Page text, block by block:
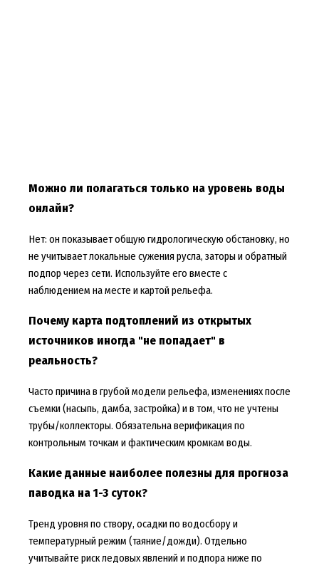
Можно ли полагаться только на уровень воды
онлайн?
Нет: он показывает общую гидрологическую обстановку, но
не учитывает локальные сужения русла, заторы и обратный
подпор через сети. Используйте его вместе с
наблюдением на месте и картой рельефа.
Почему карта подтоплений из открытых
источников иногда "не попадает" в
реальность?
Часто причина в грубой модели рельефа, изменениях после
съемки (насыпь, дамба, застройка) и в том, что не учтены
трубы/коллекторы. Обязательна верификация по
контрольным точкам и фактическим кромкам воды.
Какие данные наиболее полезны для прогноза
паводка на 1-3 суток?
Тренд уровня по створу, осадки по водосбору и
температурный режим (таяние/дожди). Отдельно
учитывайте риск ледовых явлений и подпора ниже по